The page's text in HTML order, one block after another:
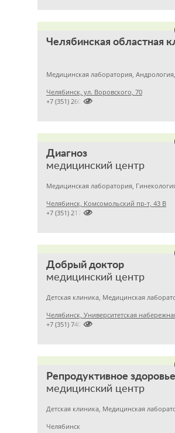
Медицинская лаборатория,
Челябинск, ул. Воровского, 70

+7 (351) 2609824
Диагноз
медицинский центр
Челябинск, Комсомольский пр-т, 43 В

+7 (351) 2172020
Добрый доктор
медицинский центр
Челябинск, Университетская

+7 (351) 7405750
Репродуктивное здоровье
медицинский центр
Челябинск